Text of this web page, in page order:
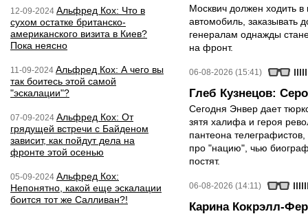
12-09-2024 Альфред Кох: Что в
сухом остатке британско-
американского визита в Киев?
Пока неясно
11-09-2024 Альфред Кох: А чего вы
так боитесь этой самой
"эскалации"?
07-09-2024 Альфред Кох: От
грядущей встречи с Байденом
зависит, как пойдут дела на
фронте этой осенью
05-09-2024 Альфред Кох:
Непонятно, какой еще эскалации
боится тот же Салливан?!
Москвич должен ходить в
автомобиль, заказывать
генералам однажды
на фронт.
06-08-2026 (15:41)
Глеб Кузнецов:
Сегодня Энвер дает
зятя халифа и героя
пантеона
про "нацию", чью
постят.
06-08-2026 (14:11)
Карина Кокрэлл-